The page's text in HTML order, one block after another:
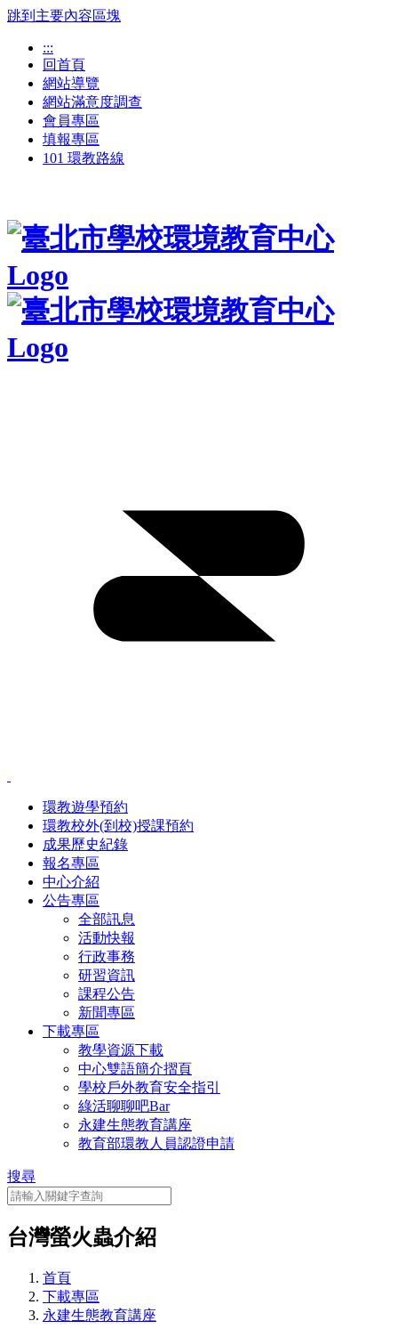
跳到主要內容區塊
:::
回首頁
網站導覽
網站滿意度調查
會員專區
填報專區
101 環教路線
環教遊學預約
環教校外(到校)授課預約
成果歷史紀錄
報名專區
中心介紹
公告專區
全部訊息
活動快報
行政事務
研習資訊
課程公告
新聞專區
下載專區
教學資源下載
中心雙語簡介摺頁
學校戶外教育安全指引
綠活聊聊吧Bar
永建生態教育講座
教育部環教人員認證申請
搜尋
台灣螢火蟲介紹
首頁
下載專區
永建生態教育講座